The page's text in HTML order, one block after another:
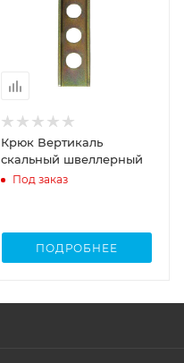
Крюк Вертикаль
скальный швеллерный
Под заказ
ПОДРОБНЕЕ